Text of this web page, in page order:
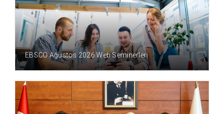
2 GÜN ÖNCE
EBSCO Ağustos 2026 Web Seminerleri